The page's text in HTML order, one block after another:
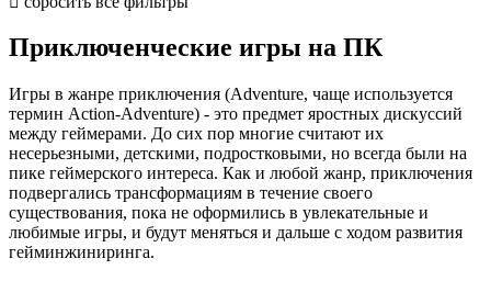
Приключенческие игры на ПК
Игры в жанре приключения (Adventure, чаще используется
термин Action-Adventure) - это предмет яростных дискуссий
между геймерами. До сих пор многие считают их
несерьезными, детскими, подростковыми, но всегда были на
пике геймерского интереса. Как и любой жанр, приключения
подвергались трансформациям в течение своего
существования, пока не оформились в увлекательные и
любимые игры, и будут меняться и дальше с ходом развития
гейминжиниринга.